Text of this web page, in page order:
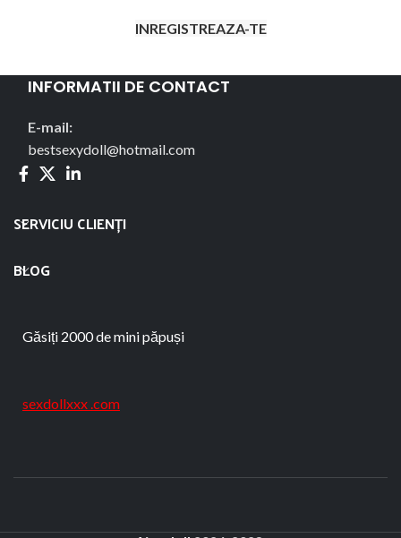
INREGISTREAZA-TE
INFORMATII DE CONTACT
E-mail:
bestsexydoll@hotmail.com
SERVICIU CLIENȚI
BLOG
Găsiți 2000 de mini păpuși
sexdollxxx .com